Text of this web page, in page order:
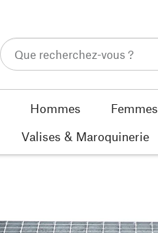
Hommes Femmes
Valises & Maroquinerie